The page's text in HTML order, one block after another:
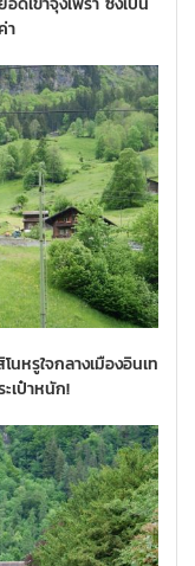
า
หรูใจกลางเมืองอินเท
เป๋าหนัก!